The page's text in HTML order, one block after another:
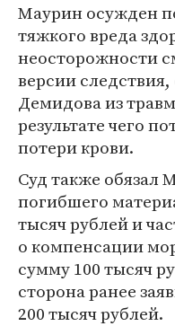
Маурин осужден
тяжкого вреда
неосторожности
версии
Демидова из
результате чего
потери крови.
Суд также обязал
погибшего
тысяч рублей и
о компенсации
сумму 100 тысяч
сторона ранее
200 тысяч рублей.